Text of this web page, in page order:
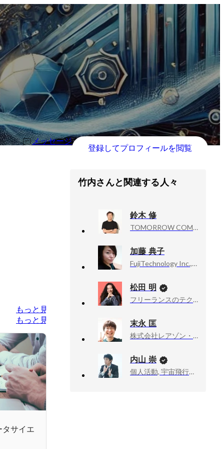
メッセージ
登録してプロフィールを閲覧
もっと見る
もっと見る
タサイエ
竹内さんと関連する人々
鈴木 修
TOMORROW COMPANY INC., Founder & CEO
加藤 典子
FujiTechnology Inc., 代表取締役CEO
松田 明
フリーランスのテクニカルアドバイザー業, 技術顧問
末永 匡
株式会社レアゾン・ホールディングス, 研究企画部長
内山 崇
個人活動, 宇宙飛行士挑戦エバンジェリスト